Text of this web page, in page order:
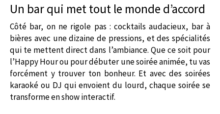
Un bar qui met tout le monde d’accord
Côté bar, on ne rigole pas : cocktails audacieux, bar à
bières avec une dizaine de pressions, et des spécialités
qui te mettent direct dans l’ambiance. Que ce soit pour
l’Happy Hour ou pour débuter une soirée animée, tu vas
forcément y trouver ton bonheur. Et avec des soirées
karaoké ou DJ qui envoient du lourd, chaque soirée se
transforme en show interactif.